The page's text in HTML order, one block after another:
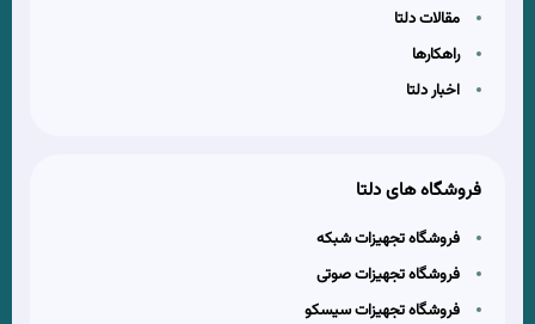
مقالات دلتا
راهکارها
اخبار دلتا
فروشگاه های دلتا
فروشگاه تجهیزات شبکه
فروشگاه تجهیزات صوتی
فروشگاه تجهیزات سیسکو